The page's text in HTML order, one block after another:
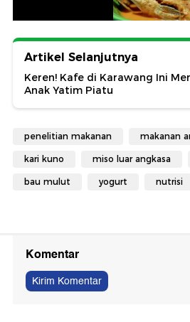
Artikel Selanjutnya
Keren! Kafe di Karawang Ini
Anak Yatim Piatu
penelitian makanan makanan
kari kuno miso luar angkasa
bau mulut yogurt nutrisi
Komentar
Kirim Komentar